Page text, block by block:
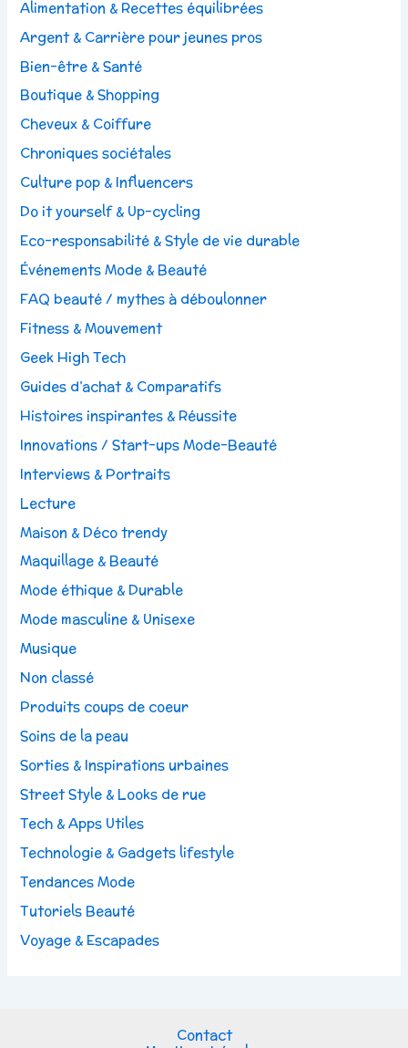
Alimentation & Recettes équilibrées
Argent & Carrière pour jeunes pros
Bien-être & Santé
Boutique & Shopping
Cheveux & Coiffure
Chroniques sociétales
Culture pop & Influencers
Do it yourself & Up-cycling
Eco-responsabilité & Style de vie durable
Événements Mode & Beauté
FAQ beauté / mythes à déboulonner
Fitness & Mouvement
Geek High Tech
Guides d’achat & Comparatifs
Histoires inspirantes & Réussite
Innovations / Start-ups Mode-Beauté
Interviews & Portraits
Lecture
Maison & Déco trendy
Maquillage & Beauté
Mode éthique & Durable
Mode masculine & Unisexe
Musique
Non classé
Produits coups de coeur
Soins de la peau
Sorties & Inspirations urbaines
Street Style & Looks de rue
Tech & Apps Utiles
Technologie & Gadgets lifestyle
Tendances Mode
Tutoriels Beauté
Voyage & Escapades
Contact